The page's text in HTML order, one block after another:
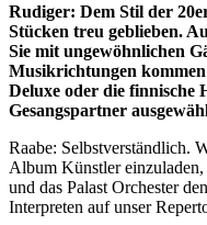
Rudiger: Dem Stil der
Stücken treu geblieben.
Sie mit ungewöhnlichen
Musikrichtungen
Deluxe oder die finnische
Gesangspartner
Raabe: Selbstverständlich.
Album Künstler
und das Palast Orchester
Interpreten auf unser